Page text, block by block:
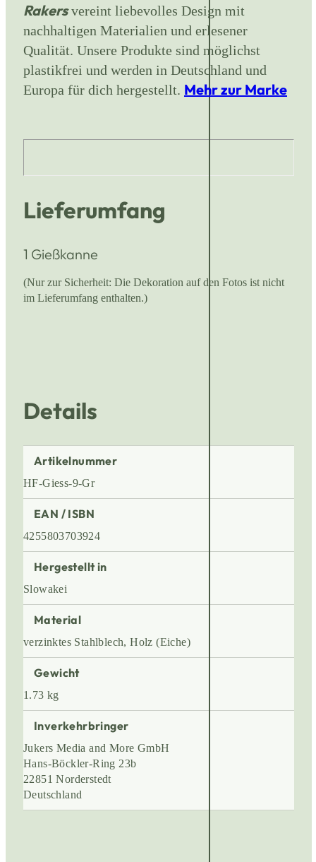
Rakersvereint liebevolles Design mit
nachhaltigen Materialien und erlesener
Qualität. Unsere Produkte sind möglichst
plastikfrei und werden in Deutschland und
Europa für dich hergestellt. Mehr zur Marke
Lieferumfang
1 Gießkanne
(Nur zur Sicherheit: Die Dekoration auf den Fotos ist nicht
im Lieferumfang enthalten.)
Details
Artikelnummer
HF-Giess-9-Gr
EAN / ISBN
4255803703924
Hergestellt in
Slowakei
Material
verzinktes Stahlblech, Holz (Eiche)
Gewicht
1.73 kg
Inverkehrbringer
Jukers Media and More GmbH
Hans-Böckler-Ring 23b
22851 Norderstedt
Deutschland